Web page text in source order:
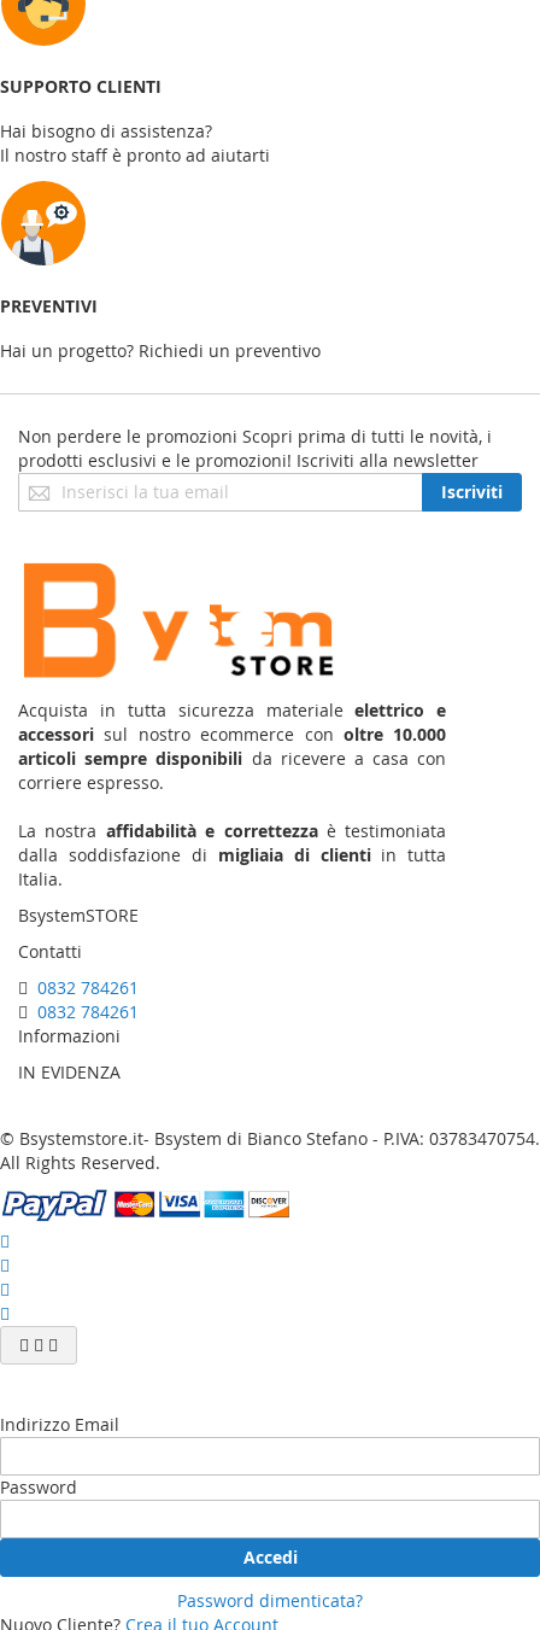
SUPPORTO CLIENTI
Hai bisogno di assistenza?
Il nostro staff è pronto ad aiutarti
PREVENTIVI
Hai un progetto? Richiedi un preventivo
Non perdere le promozioni Scopri prima di tutti le novità, i
prodotti esclusivi e le promozioni! Iscriviti alla newsletter
Iscriviti
alla
Iscriviti
Acquista in tutta sicurezza materialeelettrico e
accessori sul nostro ecommerce con oltre 10.000
articoli sempre disponibili da ricevere a casa con
corriere espresso.
La nostra affidabilità e correttezzaè testimoniata
dalla soddisfazione di migliaia di clientiin tutta
Italia.
BsystemSTORE
Contatti
0832 784261
0832 784261
Informazioni
IN EVIDENZA
© Bsystemstore.it- Bsystem di Bianco Stefano - P.IVA: 03783470754.
All Rights Reserved.
Indirizzo Email
Password
Accedi
Password dimenticata?
Nuovo Cliente? Crea il tuo Account